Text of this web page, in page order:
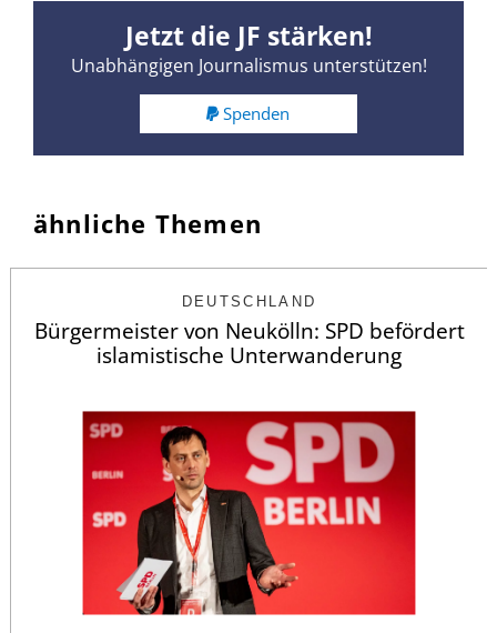
Jetzt die JF stärken!
Unabhängigen Journalismus unterstützen!
Spenden
ähnliche Themen
DEUTSCHLAND
Bürgermeister von Neukölln: SPD befördert
islamistische Unterwanderung